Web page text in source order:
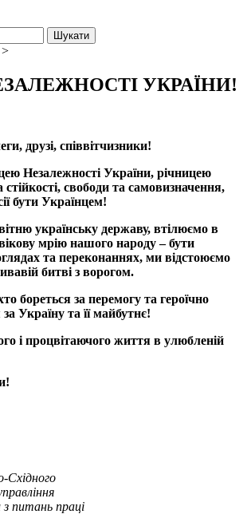
>
УКРАЇНИ!
друзі, співвітчизники!
Незалежності України, річницею
свободи та самовизначення,
бути Українцем!
українську державу, втілюємо в
мрію нашого народу – бути
та переконаннях, ми відстоюємо
битві з ворогом.
бореться за перемогу та героїчно
Україну та її майбутнє!
і процвітаючого життя в улюбленій
Східного
питань праці